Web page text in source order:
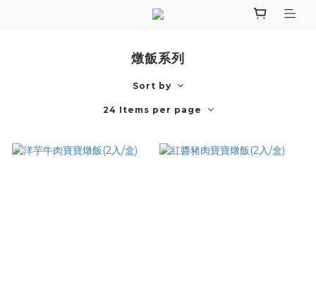
燉飯系列
Sort by
24 Items per page